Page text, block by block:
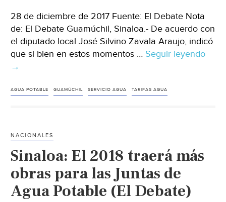
28 de diciembre de 2017 Fuente: El Debate Nota
de: El Debate Guamúchil, Sinaloa.- De acuerdo con
el diputado local José Silvino Zavala Araujo, indicó
que si bien en estos momentos … Seguir leyendo
→
AGUA POTABLE GUAMÚCHIL SERVICIO AGUA TARIFAS AGUA
NACIONALES
Sinaloa: El 2018 traerá más
obras para las Juntas de
Agua Potable (El Debate)